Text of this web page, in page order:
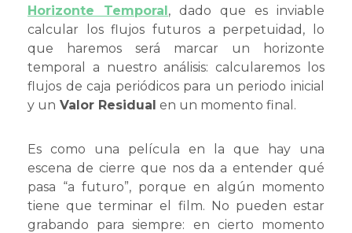
Horizonte Temporal, dado que es inviable
calcular los flujos futuros a perpetuidad, lo
que haremos será marcar un horizonte
temporal a nuestro análisis: calcularemos los
flujos de caja periódicos para un periodo inicial
y un Valor Residual en un momento final.
Es como una película en la que hay una
escena de cierre que nos da a entender qué
pasa “a futuro”, porque en algún momento
tiene que terminar el film. No pueden estar
grabando para siempre: en cierto momento